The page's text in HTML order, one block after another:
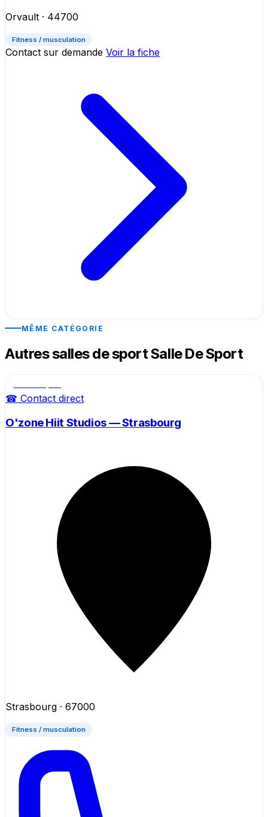
Orvault · 44700
Fitness / musculation
Contact sur demande Voir la fiche
MÊME CATÉGORIE
Autres salles de sport Salle De Sport
☎ Contact direct
O'zone Hiit Studios — Strasbourg
Strasbourg · 67000
Fitness / musculation